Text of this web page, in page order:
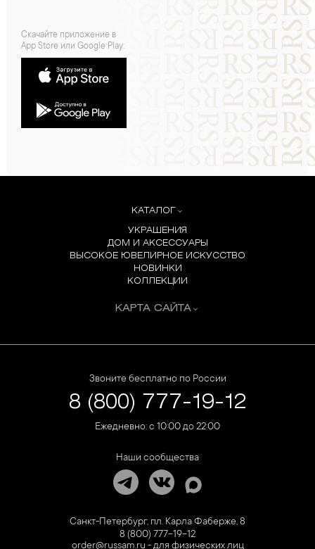
Скачайте приложение в
App Store или Google Play:
КАТАЛОГ
УКРАШЕНИЯ
ДОМ И АКСЕССУАРЫ
ВЫСОКОЕ ЮВЕЛИРНОЕ ИСКУССТВО
НОВИНКИ
КОЛЛЕКЦИИ
КАРТА САЙТА
Звоните бесплатно по России
8 (800) 777-19-12
Ежедневно: с 10:00 до 22:00
Наши сообщества
Санкт-Петербург, пл. Карла Фаберже, 8
8 (800) 777-19-12
order@russam.ru - для физических лиц